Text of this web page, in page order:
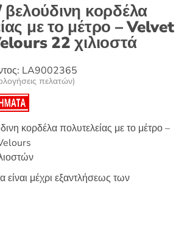
βελούδινη κορδέλα
με το μέτρο – Velvet
22 χιλιοστά
LA9002365
πελατών)
κορδέλα πολυτελείας με το μέτρο –
μέχρι εξαντλήσεως των